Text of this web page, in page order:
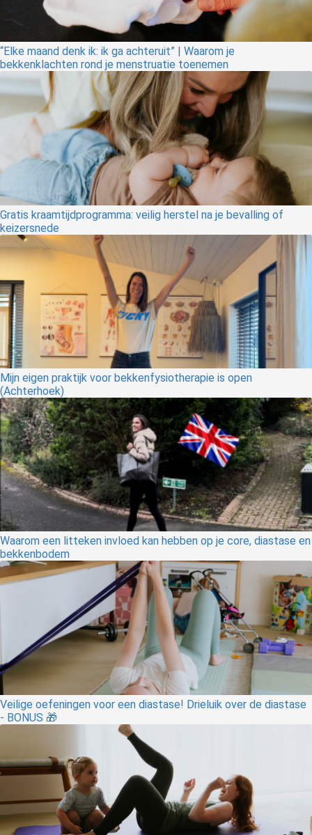
“Elke maand denk ik: ik ga achteruit” | Waarom je
bekkenklachten rond je menstruatie toenemen
Gratis kraamtijdprogramma: veilig herstel na je bevalling of
keizersnede
Mijn eigen praktijk voor bekkenfysiotherapie is open
(Achterhoek)
Waarom een litteken invloed kan hebben op je core, diastase en
bekkenbodem
Veilige oefeningen voor een diastase! Drieluik over de diastase
- BONUS 🎁